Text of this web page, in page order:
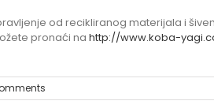
od recikliranog materijala i
pronaći na http://www.koba-